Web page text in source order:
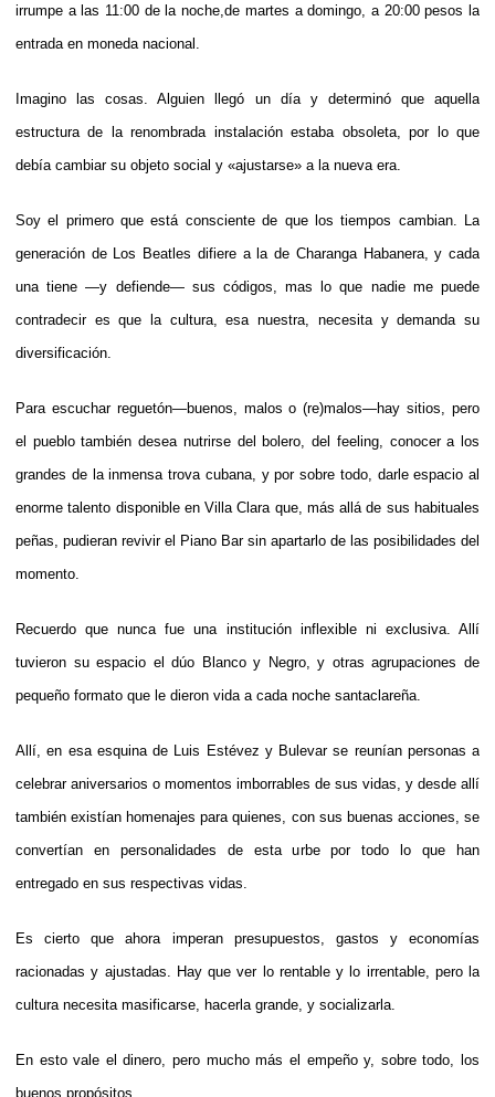
irrumpe a las 11:00 de la noche,de martes a domingo, a 20:00 pesos la
entrada en moneda nacional.
Imagino las cosas. Alguien llegó un día y determinó que aquella
estructura de la renombrada instalación estaba obsoleta, por lo que
debía cambiar su objeto social y «ajustarse» a la nueva era.
Soy el primero que está consciente de que los tiempos cambian. La
generación de Los Beatles difiere a la de Charanga Habanera, y cada
una tiene —y defiende— sus códigos, mas lo que nadie me puede
contradecir es que la cultura, esa nuestra, necesita y demanda su
diversificación.
Para escuchar reguetón—buenos, malos o (re)malos—hay sitios, pero
el pueblo también desea nutrirse del bolero, del feeling, conocer a los
grandes de la inmensa trova cubana, y por sobre todo, darle espacio al
enorme talento disponible en Villa Clara que, más allá de sus habituales
peñas, pudieran revivir el Piano Bar sin apartarlo de las posibilidades del
momento.
Recuerdo que nunca fue una institución inflexible ni exclusiva. Allí
tuvieron su espacio el dúo Blanco y Negro, y otras agrupaciones de
pequeño formato que le dieron vida a cada noche santaclareña.
Allí, en esa esquina de Luis Estévez y Bulevar se reunían personas a
celebrar aniversarios o momentos imborrables de sus vidas, y desde allí
también existían homenajes para quienes, con sus buenas acciones, se
convertían en personalidades de esta urbe por todo lo que han
entregado en sus respectivas vidas.
Es cierto que ahora imperan presupuestos, gastos y economías
racionadas y ajustadas. Hay que ver lo rentable y lo irrentable, pero la
cultura necesita masificarse, hacerla grande, y socializarla.
En esto vale el dinero, pero mucho más el empeño y, sobre todo, los
buenos propósitos.